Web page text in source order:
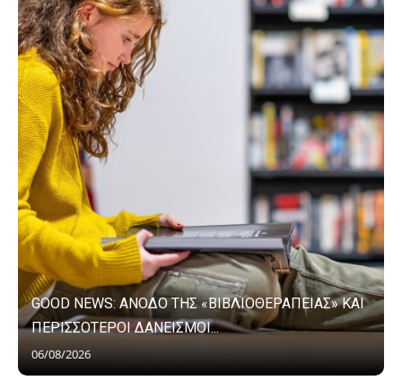
GOOD NEWS: ΑΝΟΔΟ ΤΗΣ «ΒΙΒΛΙΟΘΕΡΑΠΕΙΑΣ» ΚΑΙ
ΠΕΡΙΣΣΟΤΕΡΟΙ ΔΑΝΕΙΣΜΟΙ...
06/08/2026